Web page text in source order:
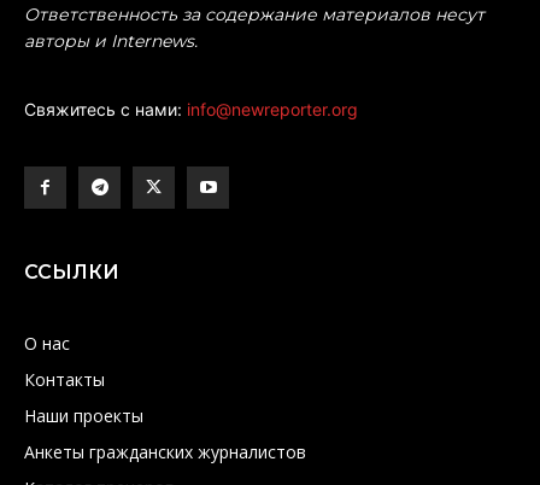
Ответственность за содержание материалов несут
авторы и Internews.
Свяжитесь с нами: info@newreporter.org
ССЫЛКИ
О нас
Контакты
Наши проекты
Анкеты гражданских журналистов